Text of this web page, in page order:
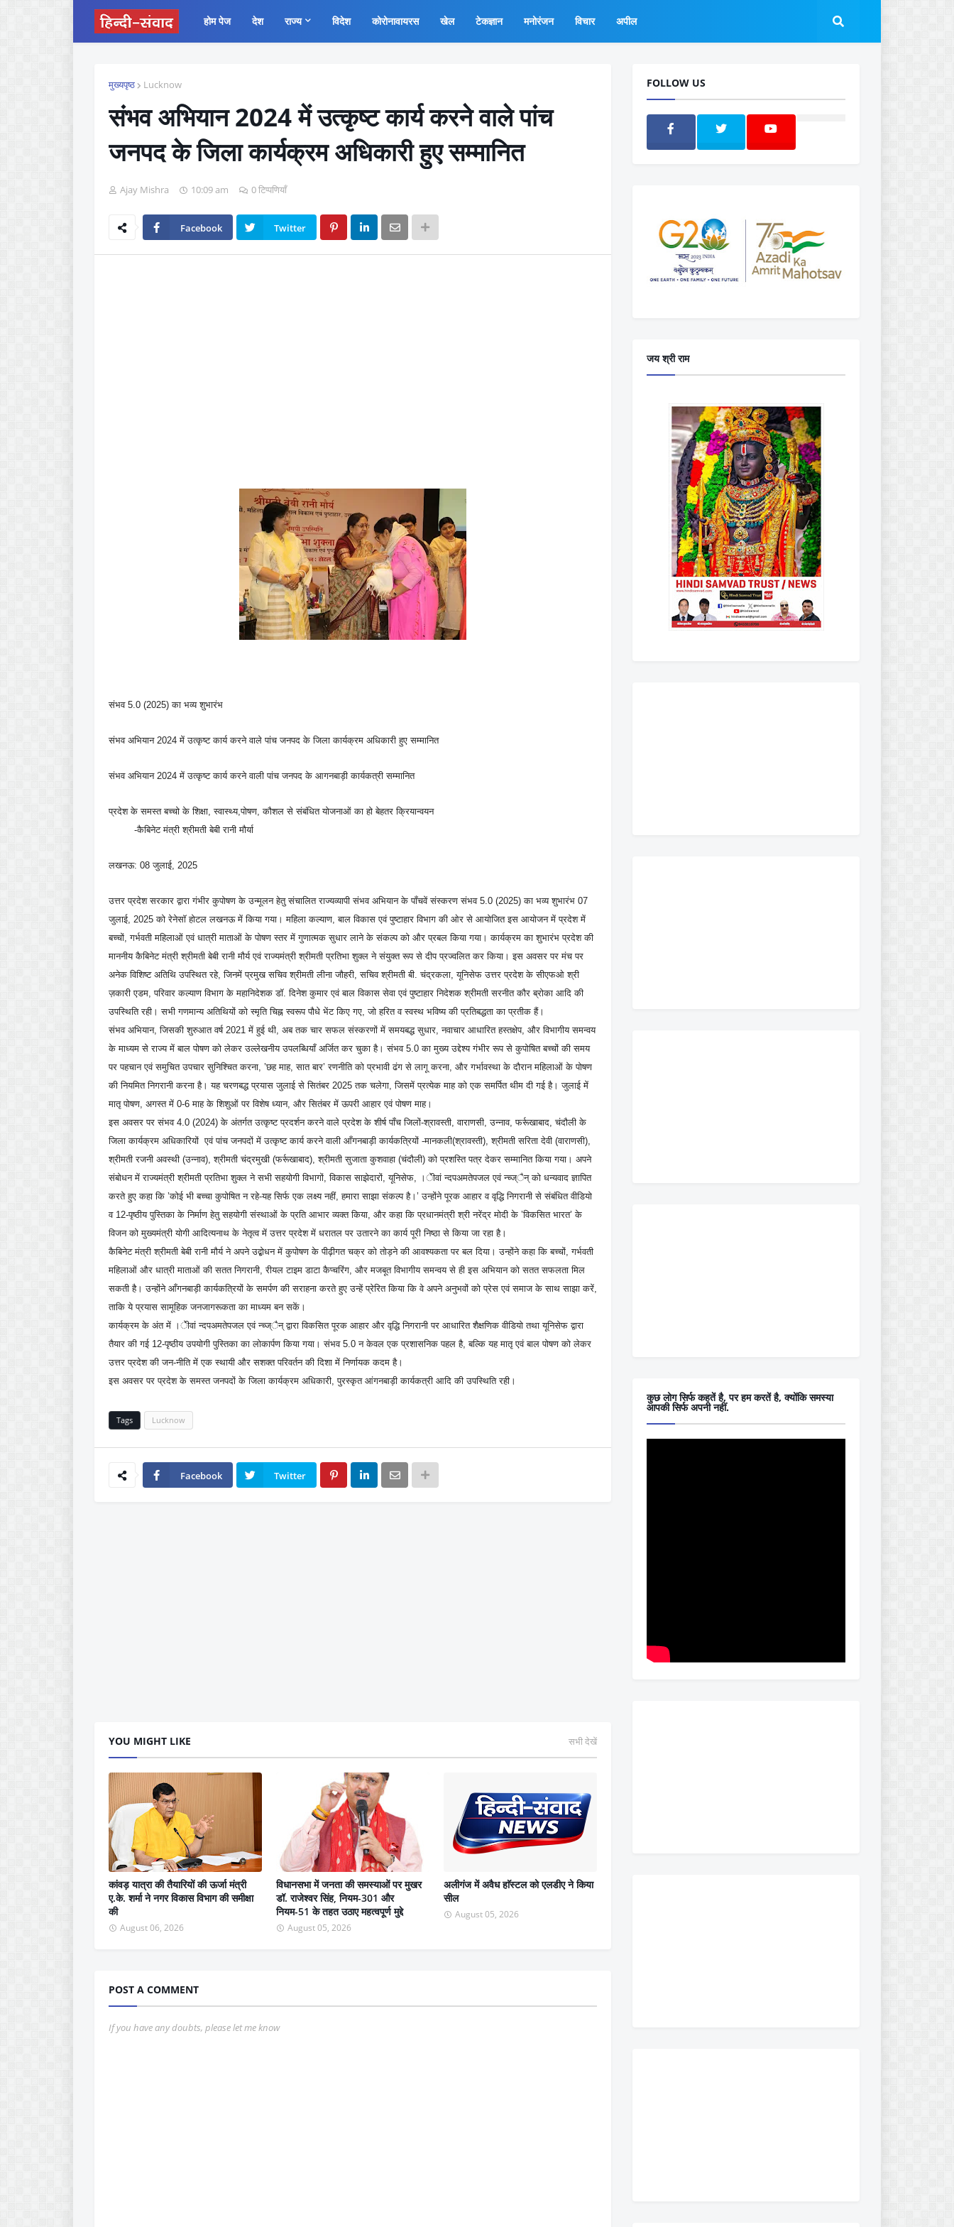
होम पेज देश राज्य विदेश कोरोनावायरस खेल टेकज्ञान मनोरंजन विचार अपील
मुख्यपृष्ठ Lucknow
संभव अभियान 2024 में उत्कृष्ट कार्य करने वाले पांच
जनपद के जिला कार्यक्रम अधिकारी हुए सम्मानित
Ajay Mishra 10:09 am 0 टिप्पणियाँ
Facebook Twitter
संभव 5.0 (2025) का भव्य शुभारंभ
संभव अभियान 2024 में उत्कृष्ट कार्य करने वाले पांच जनपद के जिला कार्यक्रम अधिकारी हुए सम्मानित
संभव अभियान 2024 में उत्कृष्ट कार्य करने वाली पांच जनपद के आगनबाड़ी कार्यकत्री सम्मानित
प्रदेश के समस्त बच्चो के शिक्षा, स्वास्थ्य,पोषण, कौशल से संबंधित योजनाओं का हो बेहतर क्रियान्वयन
-कैबिनेट मंत्री श्रीमती बेबी रानी मौर्या
लखनऊ: 08 जुलाई, 2025
उत्तर प्रदेश सरकार द्वारा गंभीर कुपोषण के उन्मूलन हेतु संचालित राज्यव्यापी संभव अभियान के पाँचवें संस्करण संभव 5.0 (2025) का भव्य शुभारंभ 07
जुलाई, 2025 को रेनेसॉ होटल लखनऊ में किया गया। महिला कल्याण, बाल विकास एवं पुष्टाहार विभाग की ओर से आयोजित इस आयोजन में प्रदेश में
बच्चों, गर्भवती महिलाओं एवं धात्री माताओं के पोषण स्तर में गुणात्मक सुधार लाने के संकल्प को और प्रबल किया गया। कार्यक्रम का शुभारंभ प्रदेश की
माननीय कैबिनेट मंत्री श्रीमती बेबी रानी मौर्य एवं राज्यमंत्री श्रीमती प्रतिभा शुक्ल ने संयुक्त रूप से दीप प्रज्वलित कर किया। इस अवसर पर मंच पर
अनेक विशिष्ट अतिथि उपस्थित रहे, जिनमें प्रमुख सचिव श्रीमती लीना जौहरी, सचिव श्रीमती बी. चंद्रकला, यूनिसेफ उत्तर प्रदेश के सीएफओ श्री
ज़कारी एडम, परिवार कल्याण विभाग के महानिदेशक डॉ. दिनेश कुमार एवं बाल विकास सेवा एवं पुष्टाहार निदेशक श्रीमती सरनीत कौर ब्रोका आदि की
उपस्थिति रही। सभी गणमान्य अतिथियों को स्मृति चिह्न स्वरूप पौधे भेंट किए गए, जो हरित व स्वस्थ भविष्य की प्रतिबद्धता का प्रतीक हैं।
संभव अभियान, जिसकी शुरुआत वर्ष 2021 में हुई थी, अब तक चार सफल संस्करणों में समयबद्ध सुधार, नवाचार आधारित हस्तक्षेप, और विभागीय समन्वय
के माध्यम से राज्य में बाल पोषण को लेकर उल्लेखनीय उपलब्धियाँ अर्जित कर चुका है। संभव 5.0 का मुख्य उद्देश्य गंभीर रूप से कुपोषित बच्चों की समय
पर पहचान एवं समुचित उपचार सुनिश्चित करना, ’छह माह, सात बार’ रणनीति को प्रभावी ढंग से लागू करना, और गर्भावस्था के दौरान महिलाओं के पोषण
की नियमित निगरानी करना है। यह चरणबद्ध प्रयास जुलाई से सितंबर 2025 तक चलेगा, जिसमें प्रत्येक माह को एक समर्पित थीम दी गई है। जुलाई में
मातृ पोषण, अगस्त में 0-6 माह के शिशुओं पर विशेष ध्यान, और सितंबर में ऊपरी आहार एवं पोषण माह।
इस अवसर पर संभव 4.0 (2024) के अंतर्गत उत्कृष्ट प्रदर्शन करने वाले प्रदेश के शीर्ष पाँच जिलों-श्रावस्ती, वाराणसी, उन्नाव, फर्रूखाबाद, चंदौली के
जिला कार्यक्रम अधिकारियों एवं पांच जनपदों में उत्कृष्ट कार्य करने वाली आँगनबाड़ी कार्यकत्रियों -मानकली(श्रावस्ती), श्रीमती सरिता देवी (वाराणसी),
श्रीमती रजनी अवस्थी (उन्नाव), श्रीमती चंद्रमुखी (फर्रूखाबाद), श्रीमती सुजाता कुशवाहा (चंदौली) को प्रशस्ति पत्र देकर सम्मानित किया गया। अपने
संबोधन में राज्यमंत्री श्रीमती प्रतिभा शुक्ल ने सभी सहयोगी विभागों, विकास साझेदारों, यूनिसेफ, ।ेीवां न्दपअमतेपजल एवं न्च्ज्ैन् को धन्यवाद ज्ञापित
करते हुए कहा कि ’कोई भी बच्चा कुपोषित न रहे-यह सिर्फ एक लक्ष्य नहीं, हमारा साझा संकल्प है।’ उन्होंने पूरक आहार व वृद्धि निगरानी से संबंधित वीडियो
व 12-पृष्ठीय पुस्तिका के निर्माण हेतु सहयोगी संस्थाओं के प्रति आभार व्यक्त किया, और कहा कि प्रधानमंत्री श्री नरेंद्र मोदी के ’विकसित भारत’ के
विजन को मुख्यमंत्री योगी आदित्यनाथ के नेतृत्व में उत्तर प्रदेश में धरातल पर उतारने का कार्य पूरी निष्ठा से किया जा रहा है।
कैबिनेट मंत्री श्रीमती बेबी रानी मौर्य ने अपने उद्बोधन में कुपोषण के पीढ़ीगत चक्र को तोड़ने की आवश्यकता पर बल दिया। उन्होंने कहा कि बच्चों, गर्भवती
महिलाओं और धात्री माताओं की सतत निगरानी, रीयल टाइम डाटा कैप्चरिंग, और मजबूत विभागीय समन्वय से ही इस अभियान को सतत सफलता मिल
सकती है। उन्होंने आँगनबाड़ी कार्यकत्रियों के समर्पण की सराहना करते हुए उन्हें प्रेरित किया कि वे अपने अनुभवों को प्रेस एवं समाज के साथ साझा करें,
ताकि ये प्रयास सामूहिक जनजागरूकता का माध्यम बन सकें।
कार्यक्रम के अंत में ।ेीवां न्दपअमतेपजल एवं न्च्ज्ैन् द्वारा विकसित पूरक आहार और वृद्धि निगरानी पर आधारित शैक्षणिक वीडियो तथा यूनिसेफ द्वारा
तैयार की गई 12-पृष्ठीय उपयोगी पुस्तिका का लोकार्पण किया गया। संभव 5.0 न केवल एक प्रशासनिक पहल है, बल्कि यह मातृ एवं बाल पोषण को लेकर
उत्तर प्रदेश की जन-नीति में एक स्थायी और सशक्त परिवर्तन की दिशा में निर्णायक कदम है।
इस अवसर पर प्रदेश के समस्त जनपदों के जिला कार्यक्रम अधिकारी, पुरस्कृत आंगनबाड़ी कार्यकत्री आदि की उपस्थिति रही।
Tags Lucknow
Facebook Twitter
YOU MIGHT LIKE सभी देखें
कांवड़ यात्रा की तैयारियों की ऊर्जा मंत्री
ए.के. शर्मा ने नगर विकास विभाग की समीक्षा
की
August 06, 2026
विधानसभा में जनता की समस्याओं पर मुखर
डॉ. राजेश्वर सिंह, नियम-301 और
नियम-51 के तहत उठाए महत्वपूर्ण मुद्दे
August 05, 2026
अलीगंज में अवैध हाॅस्टल को एलडीए ने किया
सील
August 05, 2026
POST A COMMENT
If you have any doubts, please let me know
FOLLOW US
जय श्री राम
कुछ लोग सिर्फ कहतें है, पर हम करतें है, क्योंकि समस्या
आपकी सिर्फ अपनी नहीं.